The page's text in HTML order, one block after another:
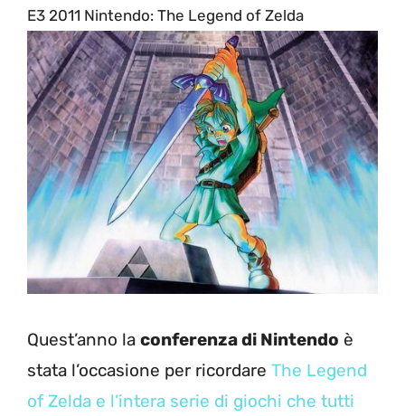
E3 2011 Nintendo: The Legend of Zelda
Quest’anno la conferenza di Nintendo è
stata l’occasione per ricordare The Legend
of Zelda e l’intera serie di giochi che tutti